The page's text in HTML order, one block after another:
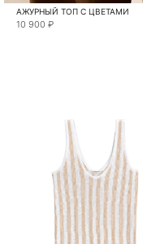
АЖУРНЫЙ ТОП С ЦВЕТАМИ
10 900 ₽